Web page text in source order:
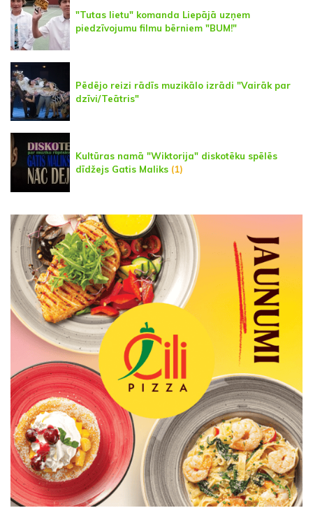
"Tutas lietu" komanda Liepājā uzņem
piedzīvojumu filmu bērniem "BUM!"
Pēdējo reizi rādīs muzikālo izrādi "Vairāk par
dzīvi/Teātris"
Kultūras namā "Wiktorija" diskotēku spēlēs
dīdžejs Gatis Maliks (1)